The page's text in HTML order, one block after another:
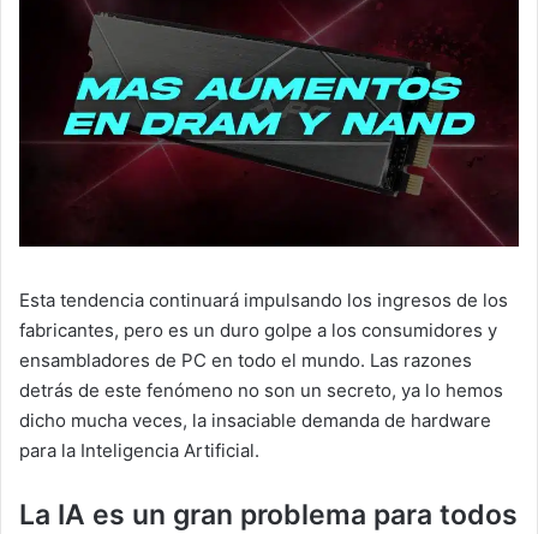
Esta tendencia continuará impulsando los ingresos de los
fabricantes, pero es un duro golpe a los consumidores y
ensambladores de PC en todo el mundo. Las razones
detrás de este fenómeno no son un secreto, ya lo hemos
dicho mucha veces, la insaciable demanda de hardware
para la Inteligencia Artificial.
La IA es un gran problema para todos